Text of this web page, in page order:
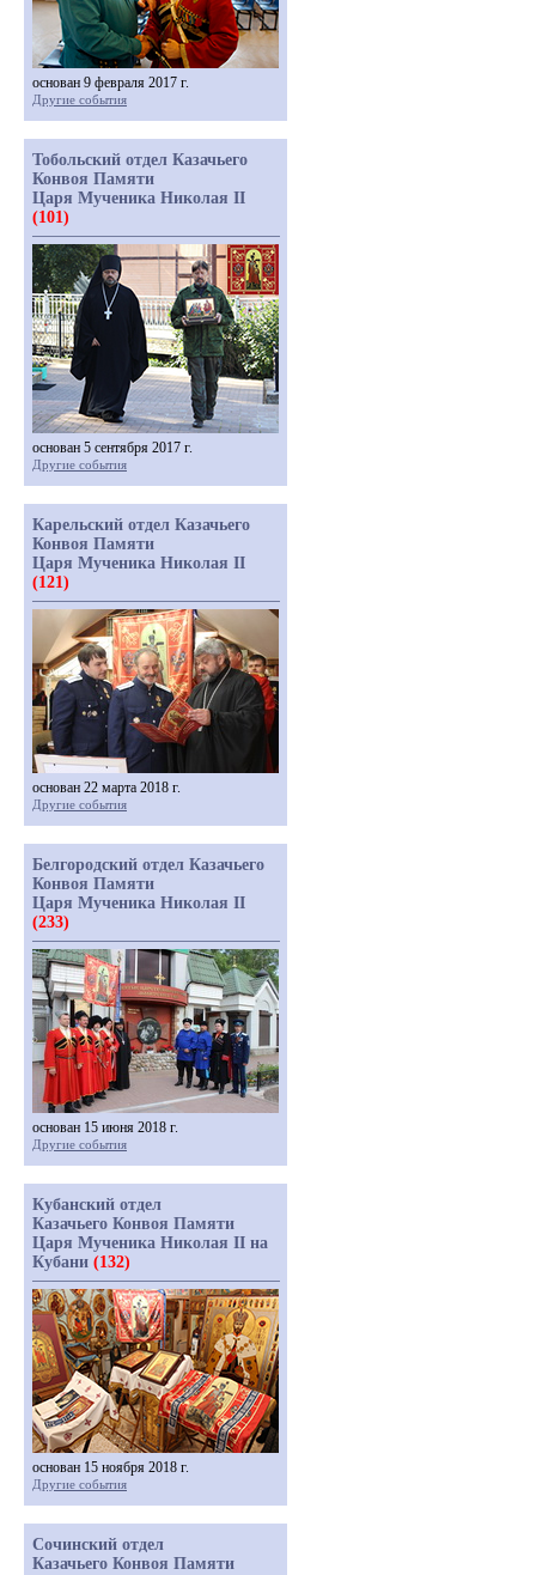
основан 9 февраля 2017 г.
Другие события
Тобольский отдел Казачьего
Конвоя Памяти
Царя Мученика Николая II
(101)
основан 5 сентября 2017 г.
Другие события
Карельский отдел Казачьего
Конвоя Памяти
Царя Мученика Николая II
(121)
основан 22 марта 2018 г.
Другие события
Белгородский отдел Казачьего
Конвоя Памяти
Царя Мученика Николая II
(233)
основан 15 июня 2018 г.
Другие события
Кубанский отдел
Казачьего Конвоя Памяти
Царя Мученика Николая II на
Кубани (132)
основан 15 ноября 2018 г.
Другие события
Сочинский отдел
Казачьего Конвоя Памяти